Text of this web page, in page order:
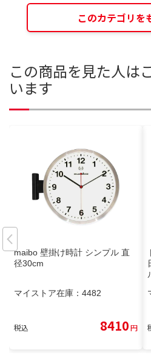
このカテゴリを
この商品を見た人は
います
maibo 壁掛け時計 シンプル 直
径30cm
マイストア在庫： 4482
税込 8410円